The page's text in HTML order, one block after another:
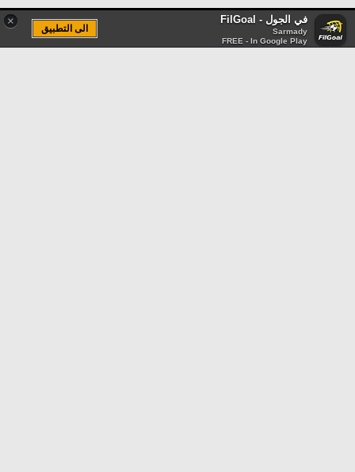
× في الجول - FilGoal
Sarmady
FREE - In Google Play
الى التطبيق